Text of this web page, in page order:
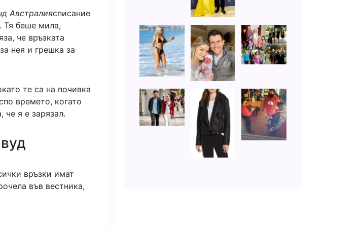
Австралиясписание
Тя беше мила,
че връзката
нея и грешка за
те са на почивка
по времето, когато
че я е зарязал.
връзки имат
във вестника,